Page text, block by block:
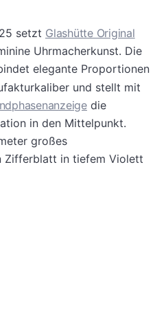
setzt Glashütte Original
Uhrmacherkunst. Die
elegante Proportionen
und stellt mit
die
in den Mittelpunkt.
großes
Zifferblatt in tiefem Violett